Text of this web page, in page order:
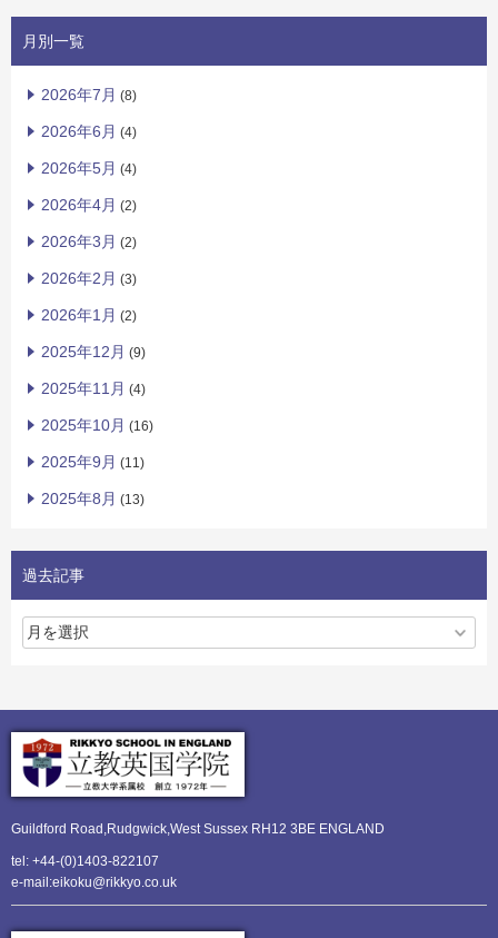
月別一覧
2026年7月 (8)
2026年6月 (4)
2026年5月 (4)
2026年4月 (2)
2026年3月 (2)
2026年2月 (3)
2026年1月 (2)
2025年12月 (9)
2025年11月 (4)
2025年10月 (16)
2025年9月 (11)
2025年8月 (13)
過去記事
Guildford Road,Rudgwick,West Sussex RH12 3BE ENGLAND
tel: +44-(0)1403-822107
e-mail:eikoku@rikkyo.co.uk